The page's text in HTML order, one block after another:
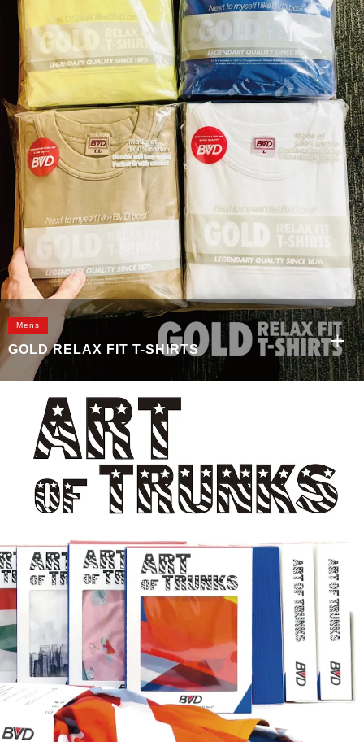
Mens
GOLD RELAX FIT T-SHIRTS
GOLD RELAX FIT T-SHIRTS SANTA MONICA YELLOW MIAMI BEACH BLUE GRAND CANION BROWN